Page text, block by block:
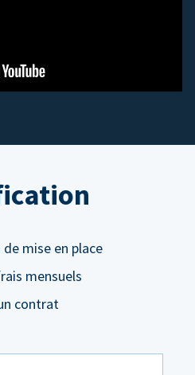
mise en place
mensuels
contrat